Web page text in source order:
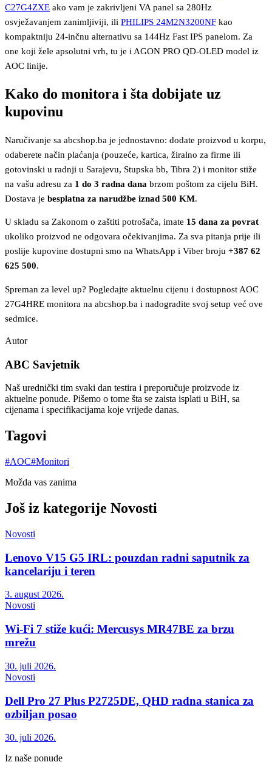
C27G4ZXE ako vam je zakrivljeni VA panel sa 280Hz
osvježavanjem zanimljiviji, ili PHILIPS 24M2N3200NF kao
kompaktniju 24-inčnu alternativu sa 144Hz Fast IPS panelom. Za
one koji žele apsolutni vrh, tu je i AGON PRO QD-OLED model iz
AOC linije.
Kako do monitora i šta dobijate uz
kupovinu
Naručivanje sa abcshop.ba je jednostavno: dodate proizvod u korpu,
odaberete način plaćanja (pouzeće, kartica, žiralno za firme ili
gotovinski u radnji u Sarajevu, Stupska bb, Tibra 2) i monitor stiže
na vašu adresu za 1 do 3 radna dana brzom poštom za cijelu BiH.
Dostava je besplatna za narudžbe iznad 500 KM.
U skladu sa Zakonom o zaštiti potrošača, imate 15 dana za povrat
ukoliko proizvod ne odgovara očekivanjima. Za sva pitanja prije ili
poslije kupovine dostupni smo na WhatsApp i Viber broju +387 62
625 500.
Spreman za level up? Pogledajte aktuelnu cijenu i dostupnost AOC
27G4HRE monitora na abcshop.ba i nadogradite svoj setup već ove
sedmice.
Autor
ABC Savjetnik
Naš urednički tim svaki dan testira i preporučuje proizvode iz
aktuelne ponude. Pišemo o tome šta se zaista isplati u BiH, sa
cijenama i specifikacijama koje vrijede danas.
Tagovi
#AOC#Monitori
Možda vas zanima
Još iz kategorije Novosti
Novosti
Lenovo V15 G5 IRL: pouzdan radni saputnik za
kancelariju i teren
3. august 2026.
Novosti
Wi-Fi 7 stiže kući: Mercusys MR47BE za brzu
mrežu
30. juli 2026.
Novosti
Dell Pro 27 Plus P2725DE, QHD radna stanica za
ozbiljan posao
30. juli 2026.
Iz naše ponude